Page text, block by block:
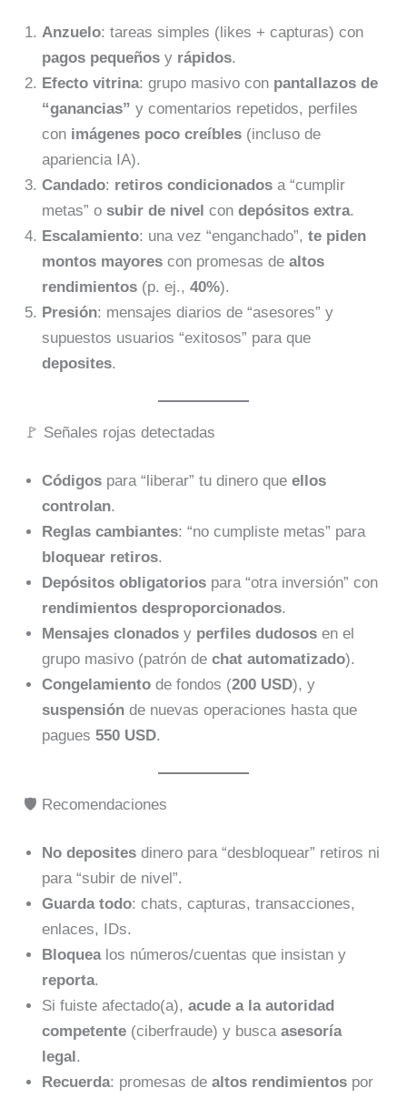
Anzuelo: tareas simples (likes + capturas) con
pagos pequeños y rápidos.
Efecto vitrina: grupo masivo con pantallazos de
“ganancias” y comentarios repetidos, perfiles
con imágenes poco creíbles (incluso de
apariencia IA).
Candado: retiros condicionados a “cumplir
metas” osubir de nivel condepósitos extra.
Escalamiento: una vez “enganchado”,te piden
montos mayores con promesas dealtos
rendimientos (p. ej.,40%).
Presión: mensajes diarios de “asesores” y
supuestos usuarios “exitosos” para que
deposites.
🚩 Señales rojas detectadas
Códigos para “liberar” tu dinero queellos
controlan.
Reglas cambiantes: “no cumpliste metas” para
bloquear retiros.
Depósitos obligatorios para “otra inversión” con
rendimientos desproporcionados.
Mensajes clonados y perfiles dudosos en el
grupo masivo (patrón dechat automatizado).
Congelamiento de fondos (200 USD), y
suspensión de nuevas operaciones hasta que
pagues550 USD.
🛡️ Recomendaciones
No deposites dinero para “desbloquear” retiros ni
para “subir de nivel”.
Guarda todo: chats, capturas, transacciones,
enlaces, IDs.
Bloquealos números/cuentas que insistan y
reporta.
Si fuiste afectado(a),acude a la autoridad
competente (ciberfraude) y buscaasesoría
legal .
Recuerda: promesas dealtos rendimientos por